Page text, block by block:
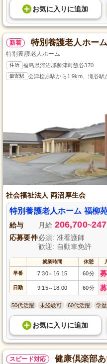
お気に入り に追加
新着 特別養護老人ホー
特別養護老人ホーム
住所 福島県河沼郡柳津町飯谷370
最寄駅 会津桧原駅から1.9km、滝谷
社会福祉法人 両沼厚生会
特別養護老人ホーム 福柳
給与 月給 206,700~
応募要件必須: 准看護師
歓迎: 自動車免許
就業時間 休憩
早番 7:30～ 16:15 60分
日勤 9:15～ 18:00 60分
50代活躍 未経験可 60代活躍 学
お気に入り に追加
スピード対応
健康倶楽部